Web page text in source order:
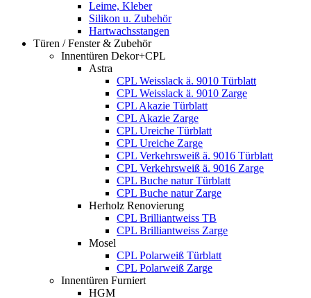
Leime, Kleber
Silikon u. Zubehör
Hartwachsstangen
Türen / Fenster & Zubehör
Innentüren Dekor+CPL
Astra
CPL Weisslack ä. 9010 Türblatt
CPL Weisslack ä. 9010 Zarge
CPL Akazie Türblatt
CPL Akazie Zarge
CPL Ureiche Türblatt
CPL Ureiche Zarge
CPL Verkehrsweiß ä. 9016 Türblatt
CPL Verkehrsweiß ä. 9016 Zarge
CPL Buche natur Türblatt
CPL Buche natur Zarge
Herholz Renovierung
CPL Brilliantweiss TB
CPL Brilliantweiss Zarge
Mosel
CPL Polarweiß Türblatt
CPL Polarweiß Zarge
Innentüren Furniert
HGM